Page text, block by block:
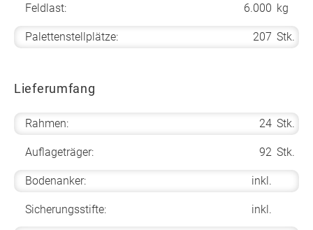
Feldlast: 6.000 kg
Palettenstellplätze: 207 Stk.
Lieferumfang
Rahmen: 24 Stk.
Auflageträger: 92 Stk.
Bodenanker: inkl.
Sicherungsstifte: inkl.